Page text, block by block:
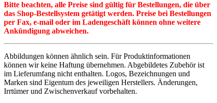
Bitte beachten, alle Preise sind gültig für Bestellungen, die über
das Shop-Bestellsystem getätigt werden. Preise bei Bestellungen
per Fax, e-mail oder im Ladengeschäft können ohne weitere
Ankündigung abweichen.
Abbildungen können ähnlich sein. Für Produktinformationen
können wir keine Haftung übernehmen. Abgebildetes Zubehör ist
im Lieferumfang nicht enthalten. Logos, Bezeichnungen und
Marken sind Eigentum des jeweiligen Herstellers. Änderungen,
Irrtümer und Zwischenverkauf vorbehalten.